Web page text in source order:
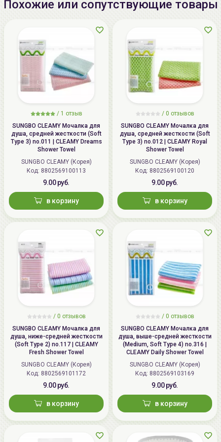
Похожие или сопутствующие товары
/ 1 отзыв
SUNGBO CLEAMY Мочалка для
душа, средней жесткости (Soft
Type 3) no.011 | CLEAMY Dreams
Shower Towel
SUNGBO CLEAMY (Корея)
Код: 8802569100113
9.00 руб.
в корзину
/ 0 отзывов
SUNGBO CLEAMY Мочалка для
душа, средней жесткости (Soft
Type 3) no.012 | CLEAMY Royal
Shower Towel
SUNGBO CLEAMY (Корея)
Код: 8802569100120
9.00 руб.
в корзину
/ 0 отзывов
SUNGBO CLEAMY Мочалка для
душа, ниже-средней жесткости
(Soft Type 2) no.117 | CLEAMY
Fresh Shower Towel
SUNGBO CLEAMY (Корея)
Код: 8802569101172
9.00 руб.
в корзину
/ 0 отзывов
SUNGBO CLEAMY Мочалка для
душа, выше-средней жесткости
(Medium, Soft Type 4) no.316 |
CLEAMY Daily Shower Towel
SUNGBO CLEAMY (Корея)
Код: 8802569103169
9.00 руб.
в корзину